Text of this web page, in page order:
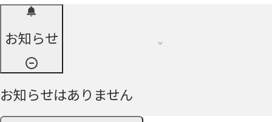
お知らせ
お知らせはありません